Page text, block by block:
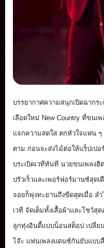
บรรยากาศความสนุกเปิดฉากระ
เลือดใหม่ New Country ที่ขนเ
แจกความสดใส ตกหัวใจแฟน
ตาม ก่อนจะส่งไม้ต่อให้แร็ปเปอ
บระเบิดเวทีทันที นวยขนเพลง
ปรัวเร็วและเพอร์ฟอร์มานซ์สุด
จอยก็พุ่งทะยานถึงขีดสุดเมื่อ ล
เวที จัดเต็มทั้งเสื้อผ้าและโชว์สุด
ลูกทุ่งอินดี้แบบน็อนสต็อป เปลี่ย
โจ๊ะ แฟนเพลงแดนซ์กันยับแบบ